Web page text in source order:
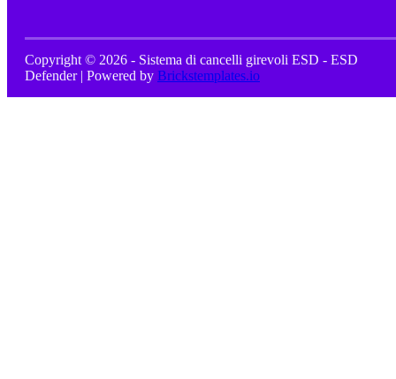
Copyright © 2026 - Sistema di cancelli girevoli ESD - ESD
Defender | Powered by Brickstemplates.io